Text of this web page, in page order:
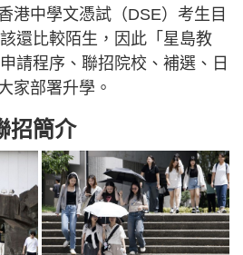
港中學文憑試（DSE）考生目
還比較陌生，因此「星島教
請程序、聯招院校、補選、日
家部署升學。
招簡介